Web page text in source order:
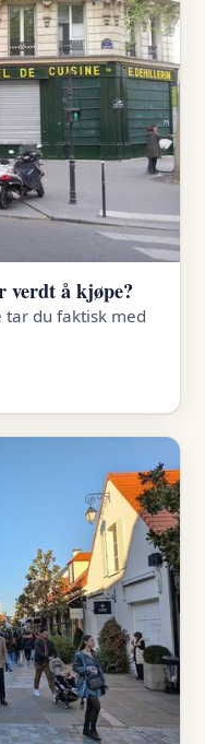
verdt å kjøpe?
tar du faktisk med